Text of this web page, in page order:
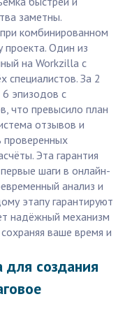
заметны.
комбинированном
Один из
на Workzilla с
специалистов. За 2
6 эпизодов с
что превысило план
отзывов и
проверенных
Эта гарантия
шаги в онлайн-
анализ и
этапу гарантируют
надёжный механизм
ваше время и
создания